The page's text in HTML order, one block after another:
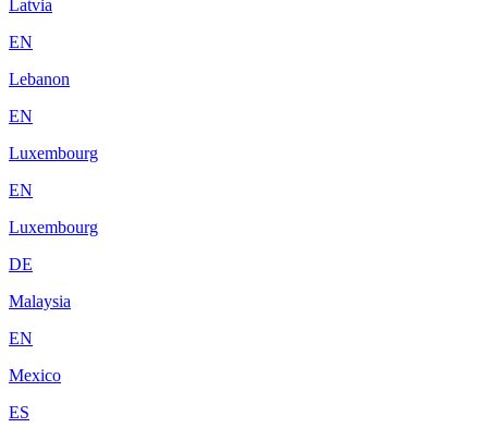
Latvia
EN
Lebanon
EN
Luxembourg
EN
Luxembourg
DE
Malaysia
EN
Mexico
ES